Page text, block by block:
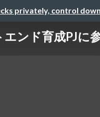
privately, control
エンド育成PJに